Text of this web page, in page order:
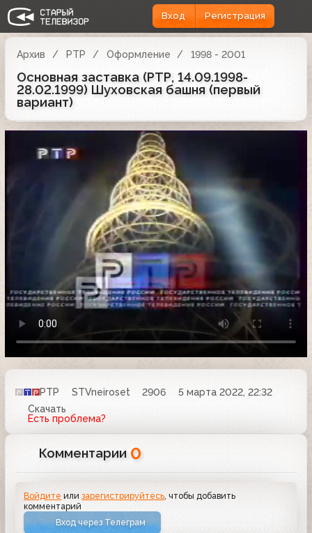
Вход Регистрация
Архив РТР Оформление 1998 - 2001
Основная заставка (РТР, 14.09.1998-
28.02.1999) Шуховская башня (первый
вариант)
РТР STVneiroset 2906
5 марта 2022, 22:32
Скачать
Есть проблема?
Комментарии 0
Войдите илизарегистрируйтесь, чтобы добавить
комментарий
Вход через Телеграм